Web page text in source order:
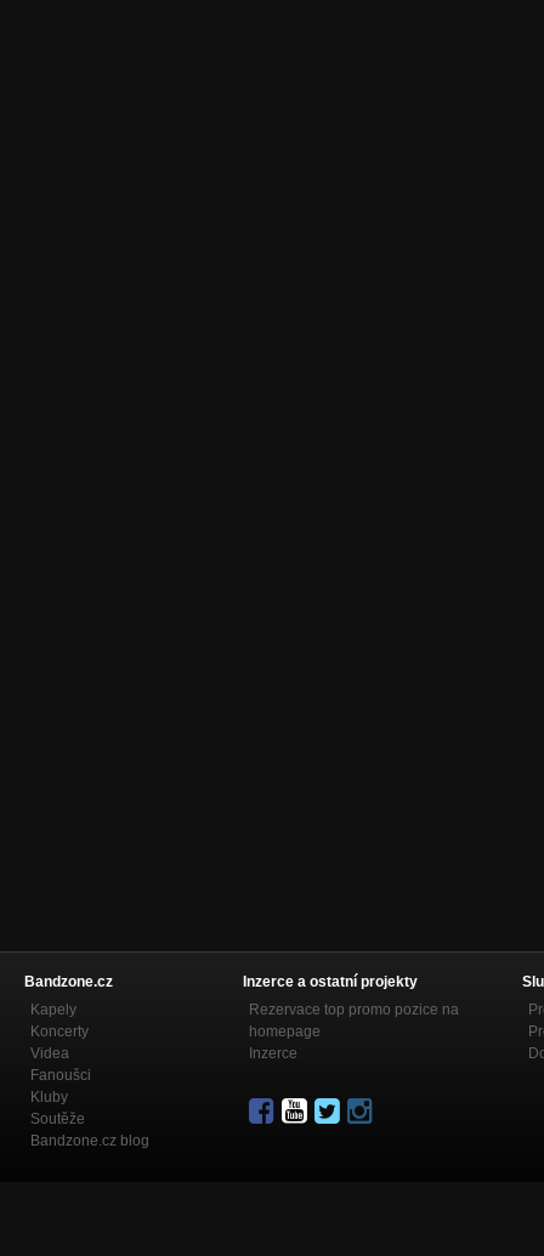
Bandzone.cz
Kapely
Koncerty
Videa
Fanoušci
Kluby
Soutěže
Bandzone.cz blog
Inzerce a ostatní projekty
Rezervace top promo pozice na
homepage
Inzerce